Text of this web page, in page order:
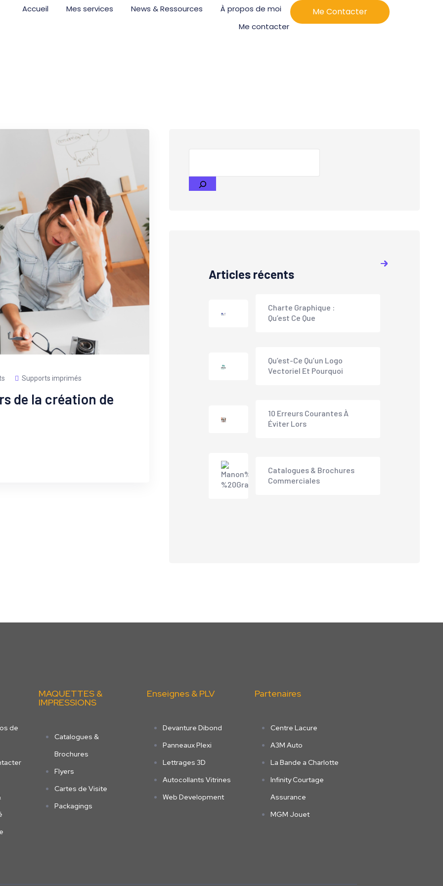
Accueil Mes services News & Ressources
À propos de moi
Me contacter
Me Contacter
Supports imprimés
de la création de
Articles récents
Charte Graphique :
Qu’est Ce Que
Qu’est-Ce Qu’un Logo
Vectoriel Et Pourquoi
10 Erreurs Courantes À
Éviter Lors
Catalogues & Brochures
Commerciales
de
MAQUETTES &
IMPRESSIONS
Catalogues &
Brochures
Flyers
Cartes de Visite
Packagings
Enseignes & PLV
Devanture Dibond
Panneaux Plexi
Lettrages 3D
Autocollants Vitrines
Web Development
Partenaires
Centre Lacure
A3M Auto
La Bande a Charlotte
Infinity Courtage
Assurance
MGM Jouet